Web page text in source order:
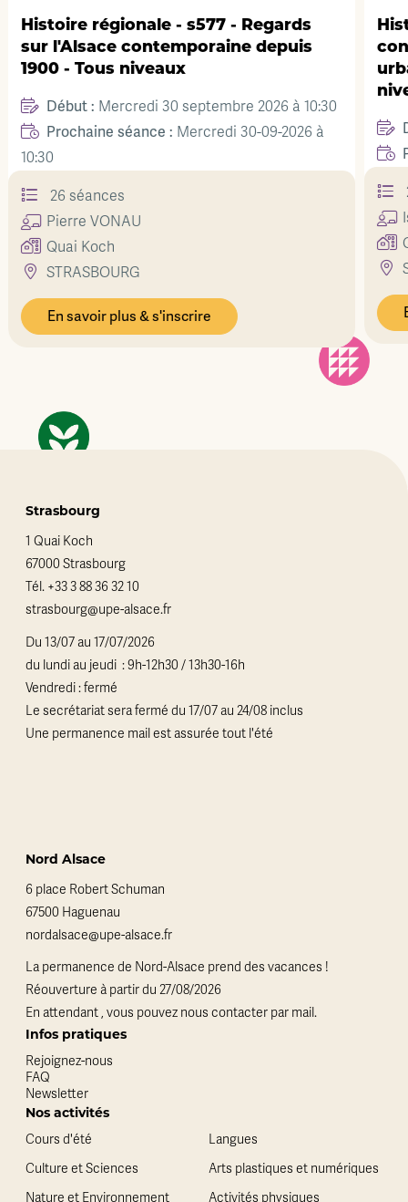
- Regards
depuis
2026 à 10:30
30-09-2026 à
Histoire régionale - s578 -
contemporaine : art,
urbanisme du 20e au 21e
Début :Jeudi 01 octobre 2026 à
Jeudi 01-
En savoir plus & s'inscrire
Strasbourg
1 Quai Koch
67000 Strasbourg
Tél. +33 3 88 36 32 10
strasbourg@upe-alsace.fr
Du 13/07 au 17/07/2026
du lundi au jeudi : 9h-12h30 / 13h30-16h
Vendredi : fermé
Le secrétariat sera fermé du 17/07 au 24/08 inclus
Une permanence mail est assurée tout l'été
Nord Alsace
6 place Robert Schuman
67500 Haguenau
nordalsace@upe-alsace.fr
La permanence de Nord-Alsace prend des vacances !
Réouverture à partir du 27/08/2026
En attendant , vous pouvez nous contacter par mail.
Infos pratiques
Rejoignez-nous
FAQ
Newsletter
Nos activités
Cours d'été
Langues
Culture et Sciences
Arts plastiques et numériques
Nature et Environnement
Activités physiques